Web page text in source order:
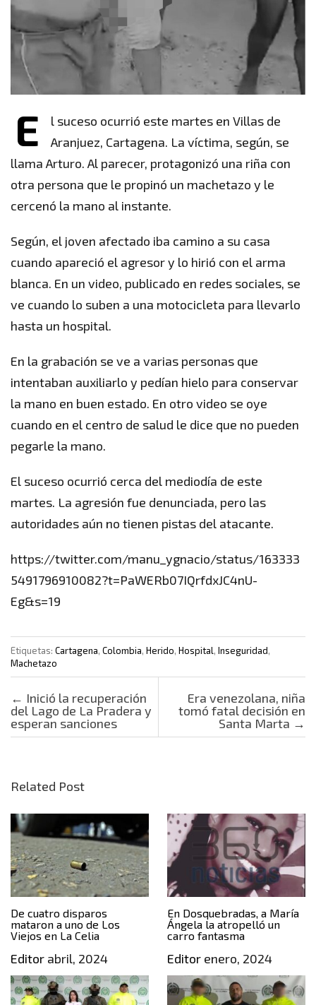
E
l suceso ocurrió este martes en Villas de
Aranjuez, Cartagena. La víctima, según, se
llama Arturo. Al parecer, protagonizó una riña con
otra persona que le propinó un machetazo y le
cercenó la mano al instante.
Según, el joven afectado iba camino a su casa
cuando apareció el agresor y lo hirió con el arma
blanca. En un video, publicado en redes sociales, se
ve cuando lo suben a una motocicleta para llevarlo
hasta un hospital.
En la grabación se ve a varias personas que
intentaban auxiliarlo y pedían hielo para conservar
la mano en buen estado. En otro video se oye
cuando en el centro de salud le dice que no pueden
pegarle la mano.
El suceso ocurrió cerca del mediodía de este
martes. La agresión fue denunciada, pero las
autoridades aún no tienen pistas del atacante.
https://twitter.com/manu_ygnacio/status/163333
5491796910082?t=PaWERb07IQrfdxJC4nU-
Eg&s=19
Etiquetas: Cartagena, Colombia, Herido, Hospital, Inseguridad,
Machetazo
Post navigation
← Inició la recuperación
del Lago de La Pradera y
esperan sanciones
Era venezolana, niña
tomó fatal decisión en
Santa Marta →
Related Post
De cuatro disparos
mataron a uno de Los
Viejos en La Celia
Editor abril, 2024
En Dosquebradas, a María
Ángela la atropelló un
carro fantasma
Editorenero, 2024